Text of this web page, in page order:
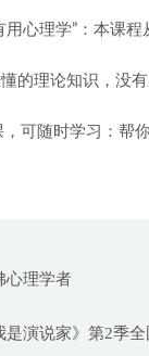
用心理学”：本课
的理论知识，没
可随时学习：帮
心理学者
是演说家》第2季